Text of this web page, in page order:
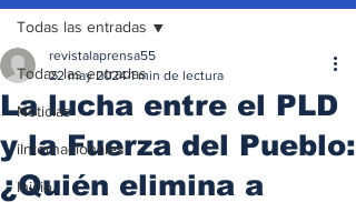
Todas las entradas
Noticias
iInternacionales
Inicio
Todas las entradas
La lucha entre el PLD
y la Fuerza del Pueblo:
¿Quién elimina a
revistalaprensa55
22 may 2024 1 min de lectura